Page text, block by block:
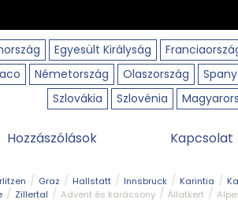
Egyesült Királyság
Németország Olaszország
Szlovákia
Szlovénia
Hozzászólások Kapcsolat
Graz Hallstatt Innsbruck Karintia
Zillertal Advent és karácsony Állatkert